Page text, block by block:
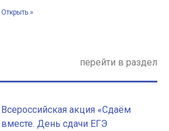
Открыть »
перейти в раздел
Всероссийская акция «Сдаём
вместе. День сдачи ЕГЭ